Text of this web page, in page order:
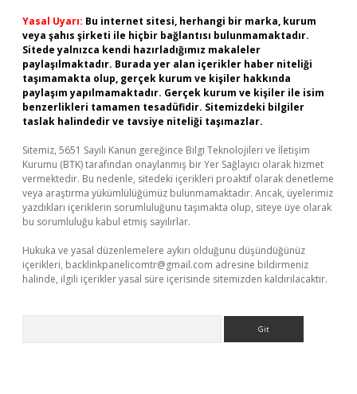
Yasal Uyarı: Bu internet sitesi, herhangi bir marka, kurum
veya şahıs şirketi ile hiçbir bağlantısı bulunmamaktadır.
Sitede yalnızca kendi hazırladığımız makaleler
paylaşılmaktadır. Burada yer alan içerikler haber niteliği
taşımamakta olup, gerçek kurum ve kişiler hakkında
paylaşım yapılmamaktadır. Gerçek kurum ve kişiler ile isim
benzerlikleri tamamen tesadüfidir. Sitemizdeki bilgiler
taslak halindedir ve tavsiye niteliği taşımazlar.
Sitemiz, 5651 Sayılı Kanun gereğince Bilgi Teknolojileri ve İletişim
Kurumu (BTK) tarafından onaylanmış bir Yer Sağlayıcı olarak hizmet
vermektedir. Bu nedenle, sitedeki içerikleri proaktif olarak denetleme
veya araştırma yükümlülüğümüz bulunmamaktadır. Ancak, üyelerimiz
yazdıkları içeriklerin sorumluluğunu taşımakta olup, siteye üye olarak
bu sorumluluğu kabul etmiş sayılırlar.
Hukuka ve yasal düzenlemelere aykırı olduğunu düşündüğünüz
içerikleri, backlinkpanelicomtr@gmail.com adresine bildirmeniz
halinde, ilgili içerikler yasal süre içerisinde sitemizden kaldırılacaktır.